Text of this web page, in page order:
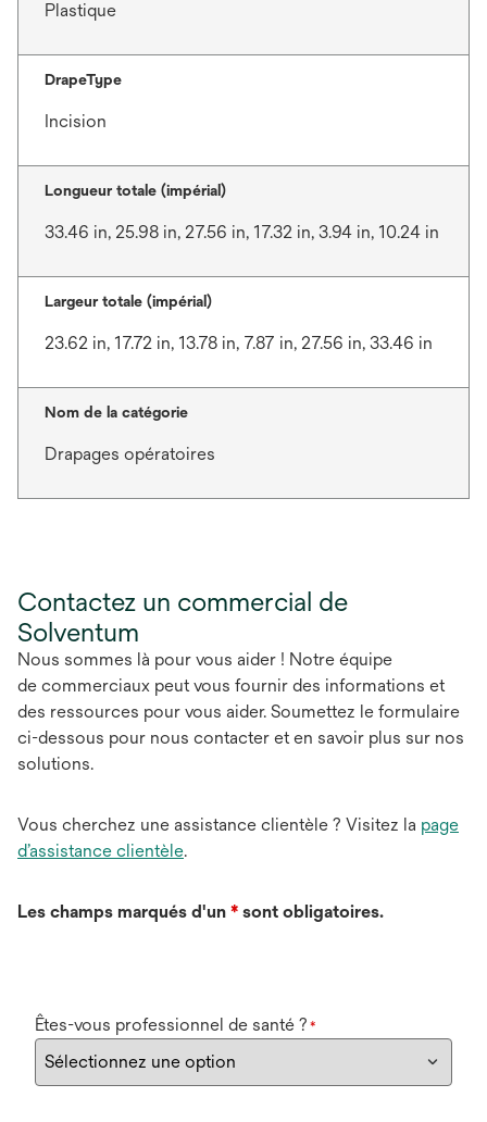
Plastique
DrapeType
Incision
Longueur totale (impérial)
33.46 in, 25.98 in, 27.56 in, 17.32 in, 3.94 in, 10.24 in
Largeur totale (impérial)
23.62 in, 17.72 in, 13.78 in, 7.87 in, 27.56 in, 33.46 in
Nom de la catégorie
Drapages opératoires
Contactez un commercial de
Solventum
Nous sommes là pour vous aider ! Notre équipe
de commerciaux peut vous fournir des informations et
des ressources pour vous aider. Soumettez le formulaire
ci-dessous pour nous contacter et en savoir plus sur nos
solutions.
Vous cherchez une assistance clientèle ? Visitez la page
d’assistance clientèle.
Les champs marqués d'un * sont obligatoires.
Êtes-vous professionnel de santé ? *